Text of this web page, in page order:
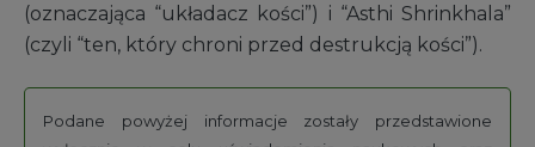
(oznaczająca “układacz kości”) i “Asthi Shrinkhala”
(czyli “ten, który chroni przed destrukcją kości”).
Podane powyżej informacje zostały przedstawione